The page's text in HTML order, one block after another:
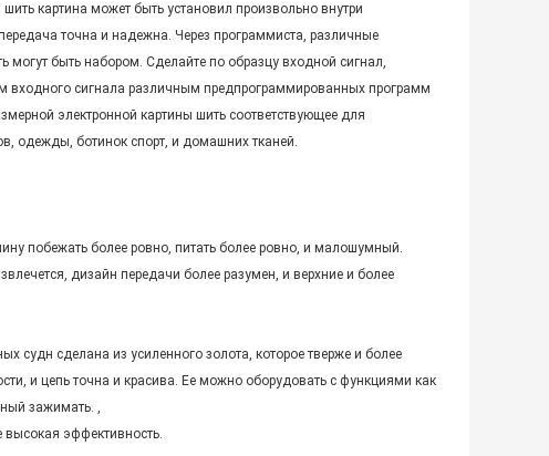
картина может быть установил произвольно внутри
точна и надежна. Через программиста, различные
могут быть набором. Сделайте по образцу входной сигнал,
входного сигнала различным предпрограммированных программ
электронной картины шить соответствующее для
одежды, ботинок спорт, и домашних тканей.
побежать более ровно, питать более ровно, и малошумный.
дизайн передачи более разумен, и верхние и более
сделана из усиленного золота, которое тверже и более
и цепь точна и красива. Ее можно оборудовать с функциями как
зажимать. ,
высокая эффективность.